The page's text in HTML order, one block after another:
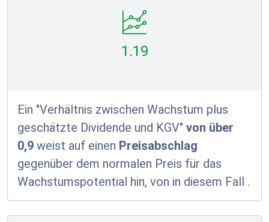
1.19
Ein "Verhältnis zwischen Wachstum plus
geschätzte Dividende und KGV" von über
0,9 weist auf einen Preisabschlag
gegenüber dem normalen Preis für das
Wachstumspotential hin, von in diesem Fall .